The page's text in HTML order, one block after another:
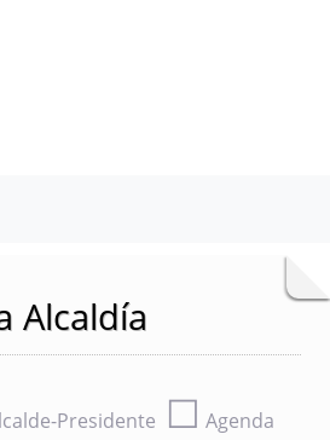
Alcaldía
Presidente ☐ Agenda